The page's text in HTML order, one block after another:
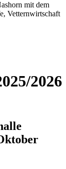
mit dem
Vetternwirtschaft
2026